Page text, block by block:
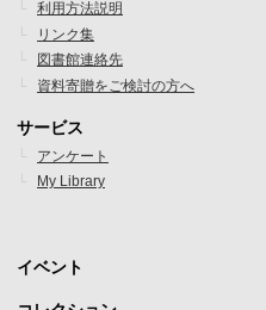
タ
ー
メ
ニ
ュ
1
利用方法説明
リンク集
図書館連絡先
資料寄贈をご検討の方へ
サービス
アンケート
My Library
フ
イベント